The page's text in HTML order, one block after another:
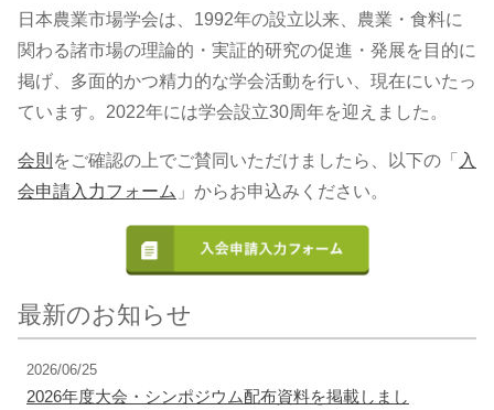
日本農業市場学会は、1992年の設立以来、農業・食料に
関わる諸市場の理論的・実証的研究の促進・発展を目的に
掲げ、多面的かつ精力的な学会活動を行い、現在にいたっ
ています。2022年には学会設立30周年を迎えました。
会則 をご確認の上でご賛同いただけましたら、以下の「 入
会申請入力フォーム 」からお申込みください。
最新のお知らせ
2026/06/25
2026年度大会・シンポジウム配布資料を掲載しまし